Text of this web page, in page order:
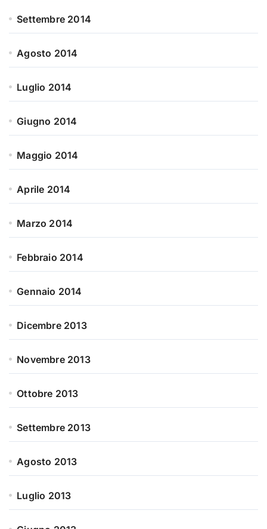
Settembre 2014
Agosto 2014
Luglio 2014
Giugno 2014
Maggio 2014
Aprile 2014
Marzo 2014
Febbraio 2014
Gennaio 2014
Dicembre 2013
Novembre 2013
Ottobre 2013
Settembre 2013
Agosto 2013
Luglio 2013